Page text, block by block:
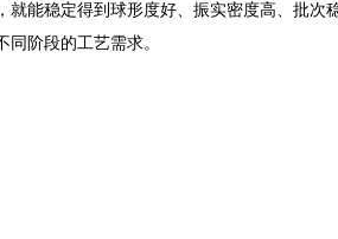
能稳定得到球形度好、振实密度高、批次
阶段的工艺需求。